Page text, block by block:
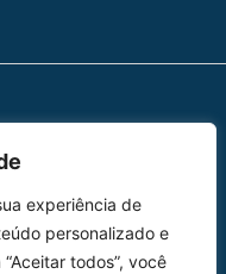
experiência de
personalizado e
todos”, você
Peças